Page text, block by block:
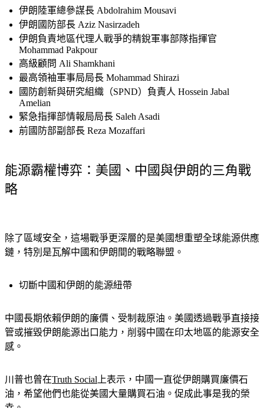
伊朗陸軍總參謀長 Abdolrahim Mousavi
伊朗國防部長 Aziz Nasirzadeh
伊朗負責地區代理人戰爭的精銳軍事部隊指揮官
Mohammad Pakpour
高級顧問 Ali Shamkhani
最高領袖軍事局局長 Mohammad Shirazi
國防創新與研究組織（SPND）負責人 Hossein Jabal
Amelian
緊急指揮部情報局局長 Saleh Asadi
能源霸權博弈：美國、中國與伊朗的三角戰
除了區域安全，這場戰爭更深層的是美國想重塑全球能源供應
中國長期依賴伊朗的廉價、受制裁原油。美國透過戰爭直接接
管或摧毀伊朗能源出口能力，削弱中國在印太地區的能源安全
川普也曾在Truth Social上表示，中國一直從伊朗購買廉價石